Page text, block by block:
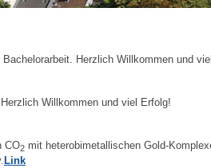
Herzlich Willkommen und
Willkommen und viel Erfolg!
CO2 mit heterobimetallischen Gold-
Link